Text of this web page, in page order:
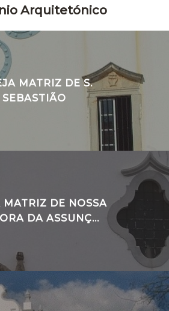
Arquitetónico
MATRIZ DE S.
SEBASTIÃO
MATRIZ DE NOSSA
DA ASSUNÇ...